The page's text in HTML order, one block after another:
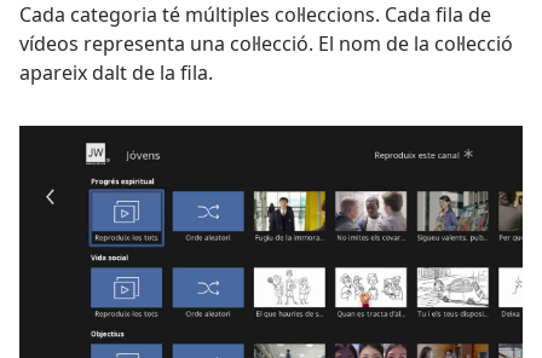
Cada categoria té múltiples col·leccions. Cada fila de
vídeos representa una col·lecció. El nom de la col·lecció
apareix dalt de la fila.